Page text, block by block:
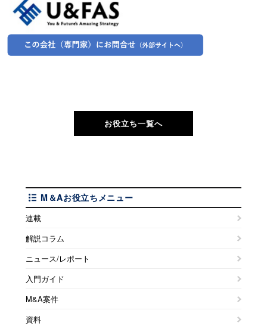
お役立ち一覧へ
M＆Aお役立ちメニュー
連載
解説コラム
ニュース/レポート
入門ガイド
M&A案件
資料